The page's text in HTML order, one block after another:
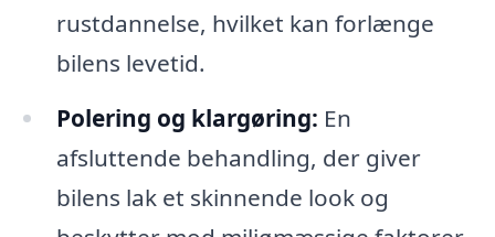
rustdannelse, hvilket kan forlænge
bilens levetid.
Polering og klargøring: En
afsluttende behandling, der giver
bilens lak et skinnende look og